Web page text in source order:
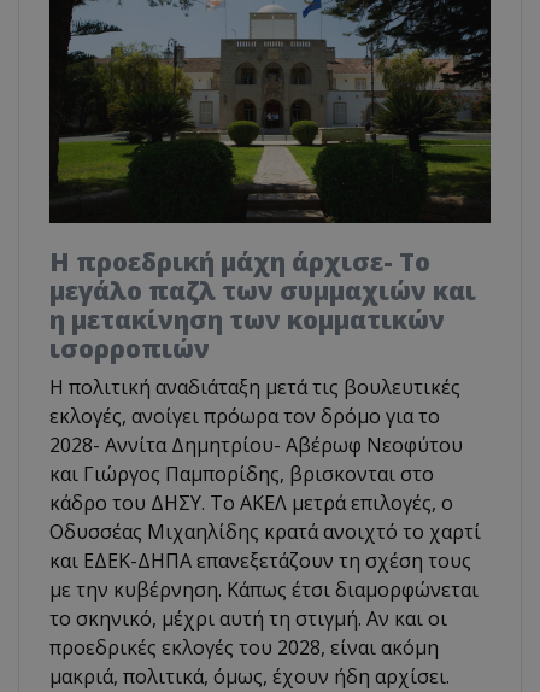
Η προεδρική μάχη άρχισε- Το
μεγάλο παζλ των συμμαχιών και
η μετακίνηση των κομματικών
ισορροπιών
Η πολιτική αναδιάταξη μετά τις βουλευτικές
εκλογές, ανοίγει πρόωρα τον δρόμο για το
2028- Αννίτα Δημητρίου- Αβέρωφ Νεοφύτου
και Γιώργος Παμπορίδης, βρισκονται στο
κάδρο του ΔΗΣΥ. Το ΑΚΕΛ μετρά επιλογές, ο
Οδυσσέας Μιχαηλίδης κρατά ανοιχτό το χαρτί
και ΕΔΕΚ-ΔΗΠΑ επανεξετάζουν τη σχέση τους
με την κυβέρνηση. Κάπως έτσι διαμορφώνεται
το σκηνικό, μέχρι αυτή τη στιγμή. Αν και οι
προεδρικές εκλογές του 2028, είναι ακόμη
μακριά, πολιτικά, όμως, έχουν ήδη αρχίσει.